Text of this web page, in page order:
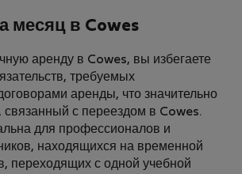
месяц в Cowes
аренду в Cowes, вы избегаете
требуемых
аренды, что значительно
связанный с переездом в Cowes.
для профессионалов и
находящихся на временной
переходящих с одной учебной